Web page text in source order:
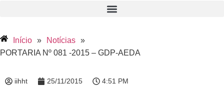
Início » Notícias »
PORTARIA Nº 081 -2015 – GDP-AEDA
iihht 25/11/2015 4:51 PM